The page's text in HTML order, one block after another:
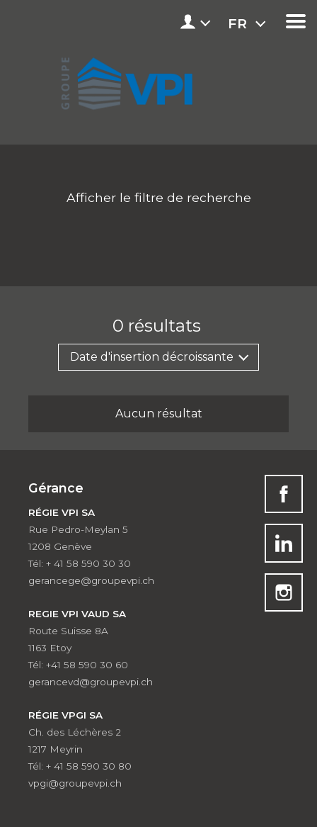
FR
Afficher le filtre de recherche
0 résultats
Date d'insertion décroissante
Aucun résultat
Gérance
RÉGIE VPI SA
Rue Pedro-Meylan 5
1208 Genève
Tél: + 41 58 590 30 30
gerancege@groupevpi.ch
REGIE VPI VAUD SA
Route Suisse 8A
1163 Etoy
Tél: +41 58 590 30 60
gerancevd@groupevpi.ch
RÉGIE VPGI SA
Ch. des Léchères 2
1217 Meyrin
Tél: + 41 58 590 30 80
vpgi@groupevpi.ch